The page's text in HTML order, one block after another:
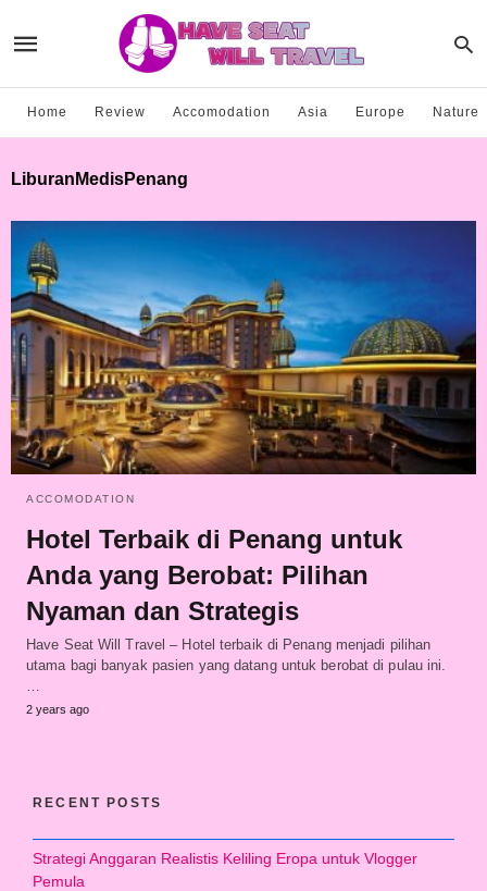
Home Review Accomodation Asia Europe Nature
LiburanMedisPenang
ACCOMODATION
Hotel Terbaik di Penang untuk
Anda yang Berobat: Pilihan
Nyaman dan Strategis
Have Seat Will Travel – Hotel terbaik di Penang menjadi pilihan
utama bagi banyak pasien yang datang untuk berobat di pulau ini.
2 years ago
RECENT POSTS
Strategi Anggaran Realistis Keliling Eropa untuk Vlogger
Pemula